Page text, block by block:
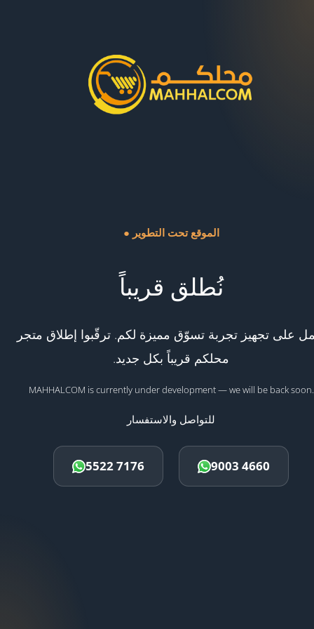
● الموقع تحت التطوير
نُطلق قريباً
على تجهيز تجربة تسوّق مميزة لكم. ترقّبوا إطلاق متجر
محلكم قريباً بكل جديد.
MAHHALCOM is currently under development — we will be back soon.
للتواصل والاستفسار
5522 7176 9003 4660